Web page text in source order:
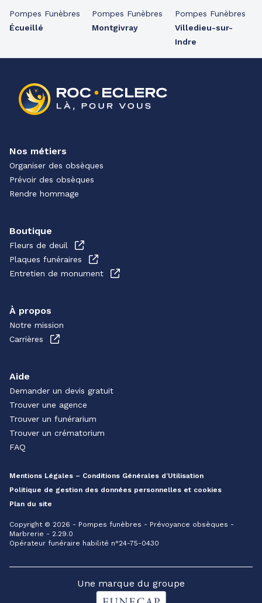
Pompes Funèbres
Écueillé
Pompes Funèbres
Montgivray
Pompes Funèbres
Villedieu-sur-
Indre
Nos métiers
Organiser des obsèques
Prévoir des obsèques
Rendre hommage
Boutique
Fleurs de deuil
Plaques funéraires
Entretien de monument
À propos
Notre mission
Carrières
Aide
Demander un devis gratuit
Trouver une agence
Trouver un funérarium
Trouver un crématorium
FAQ
Mentions Légales – Conditions Générales d’Utilisation
Politique de gestion des données personnelles et cookies
Plan du site
Copyright © 2026 - Pompes funèbres - Prévoyance obsèques -
Marbrerie - 2.29.0
Opérateur funéraire habilité n°24-75-0430
Une marque du groupe